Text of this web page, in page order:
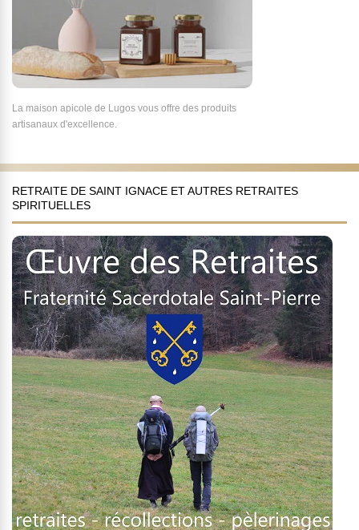
La maison apicole de Lugos vous offre des produits
artisanaux d'excellence.
RETRAITE DE SAINT IGNACE ET AUTRES RETRAITES
SPIRITUELLES